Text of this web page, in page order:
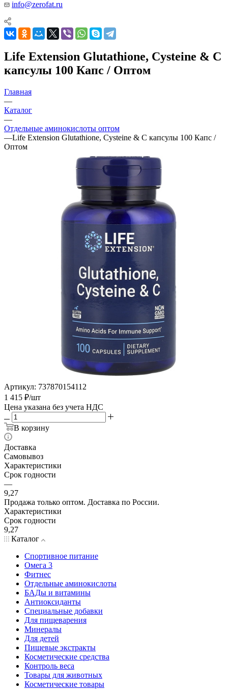
info@zerofat.ru
Life Extension Glutathione, Cysteine & C
капсулы 100 Капс / Оптом
Главная
—
Каталог
—
Отдельные аминокислоты оптом
—Life Extension Glutathione, Cysteine & C капсулы 100 Капс /
Оптом
Артикул: 737870154112
1 415 ₽/шт
Цена указана без учета НДС
В корзину
Доставка
Самовывоз
Характеристики
Срок годности
—
9,27
Продажа только оптом. Доставка по России.
Характеристики
Срок годности
9,27
Каталог
Спортивное питание
Омега 3
Фитнес
Отдельные аминокислоты
БАДы и витамины
Антиоксиданты
Специальные добавки
Для пищеварения
Минералы
Для детей
Пищевые экстракты
Косметические средства
Контроль веса
Товары для животных
Косметические товары